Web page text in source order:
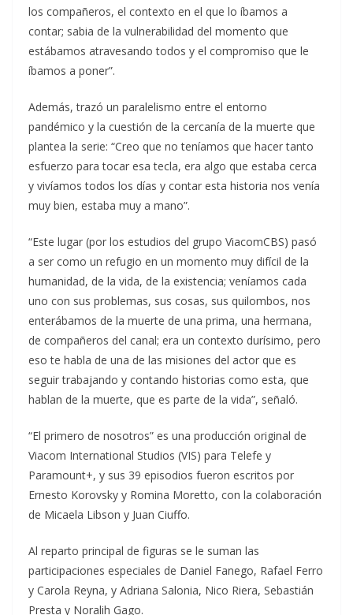
los compañeros, el contexto en el que lo íbamos a
contar; sabia de la vulnerabilidad del momento que
estábamos atravesando todos y el compromiso que le
íbamos a poner”.
Además, trazó un paralelismo entre el entorno
pandémico y la cuestión de la cercanía de la muerte que
plantea la serie: “Creo que no teníamos que hacer tanto
esfuerzo para tocar esa tecla, era algo que estaba cerca
y vivíamos todos los días y contar esta historia nos venía
muy bien, estaba muy a mano”.
“Este lugar (por los estudios del grupo ViacomCBS) pasó
a ser como un refugio en un momento muy difícil de la
humanidad, de la vida, de la existencia; veníamos cada
uno con sus problemas, sus cosas, sus quilombos, nos
enterábamos de la muerte de una prima, una hermana,
de compañeros del canal; era un contexto durísimo, pero
eso te habla de una de las misiones del actor que es
seguir trabajando y contando historias como esta, que
hablan de la muerte, que es parte de la vida”, señaló.
“El primero de nosotros” es una producción original de
Viacom International Studios (VIS) para Telefe y
Paramount+, y sus 39 episodios fueron escritos por
Ernesto Korovsky y Romina Moretto, con la colaboración
de Micaela Libson y Juan Ciuffo.
Al reparto principal de figuras se le suman las
participaciones especiales de Daniel Fanego, Rafael Ferro
y Carola Reyna, y Adriana Salonia, Nico Riera, Sebastián
Presta y Noralih Gago.